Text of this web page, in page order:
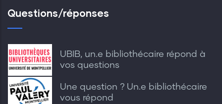
Questions/réponses
UBIB, un.e bibliothécaire répond à
vos questions
Une question ? Un.e bibliothécaire
vous répond